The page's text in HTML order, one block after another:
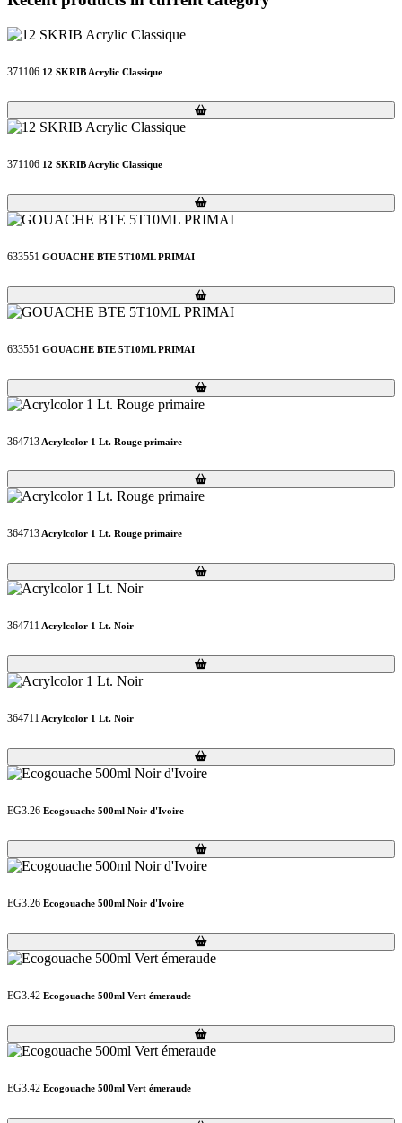
371106 12 SKRIB Acrylic Classique
Loading...
Loading...
371106 12 SKRIB Acrylic Classique
Loading...
Loading...
633551 GOUACHE BTE 5T10ML PRIMAI
Loading...
Loading...
633551 GOUACHE BTE 5T10ML PRIMAI
Loading...
Loading...
364713 Acrylcolor 1 Lt. Rouge primaire
Loading...
Loading...
364713Acrylcolor 1 Lt. Rouge primaire
Loading...
Loading...
364711 Acrylcolor 1 Lt. Noir
Loading...
Loading...
364711 Acrylcolor 1 Lt. Noir
Loading...
Loading...
EG3.26 Ecogouache 500ml Noir d'Ivoire
Loading...
Loading...
EG3.26 Ecogouache 500ml Noir d'Ivoire
Loading...
Loading...
EG3.42 Ecogouache 500ml Vert émeraude
Loading...
Loading...
EG3.42 Ecogouache 500ml Vert émeraude